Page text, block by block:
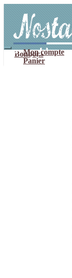
navigation
contenu
Mon compte
Panier
Bonbons